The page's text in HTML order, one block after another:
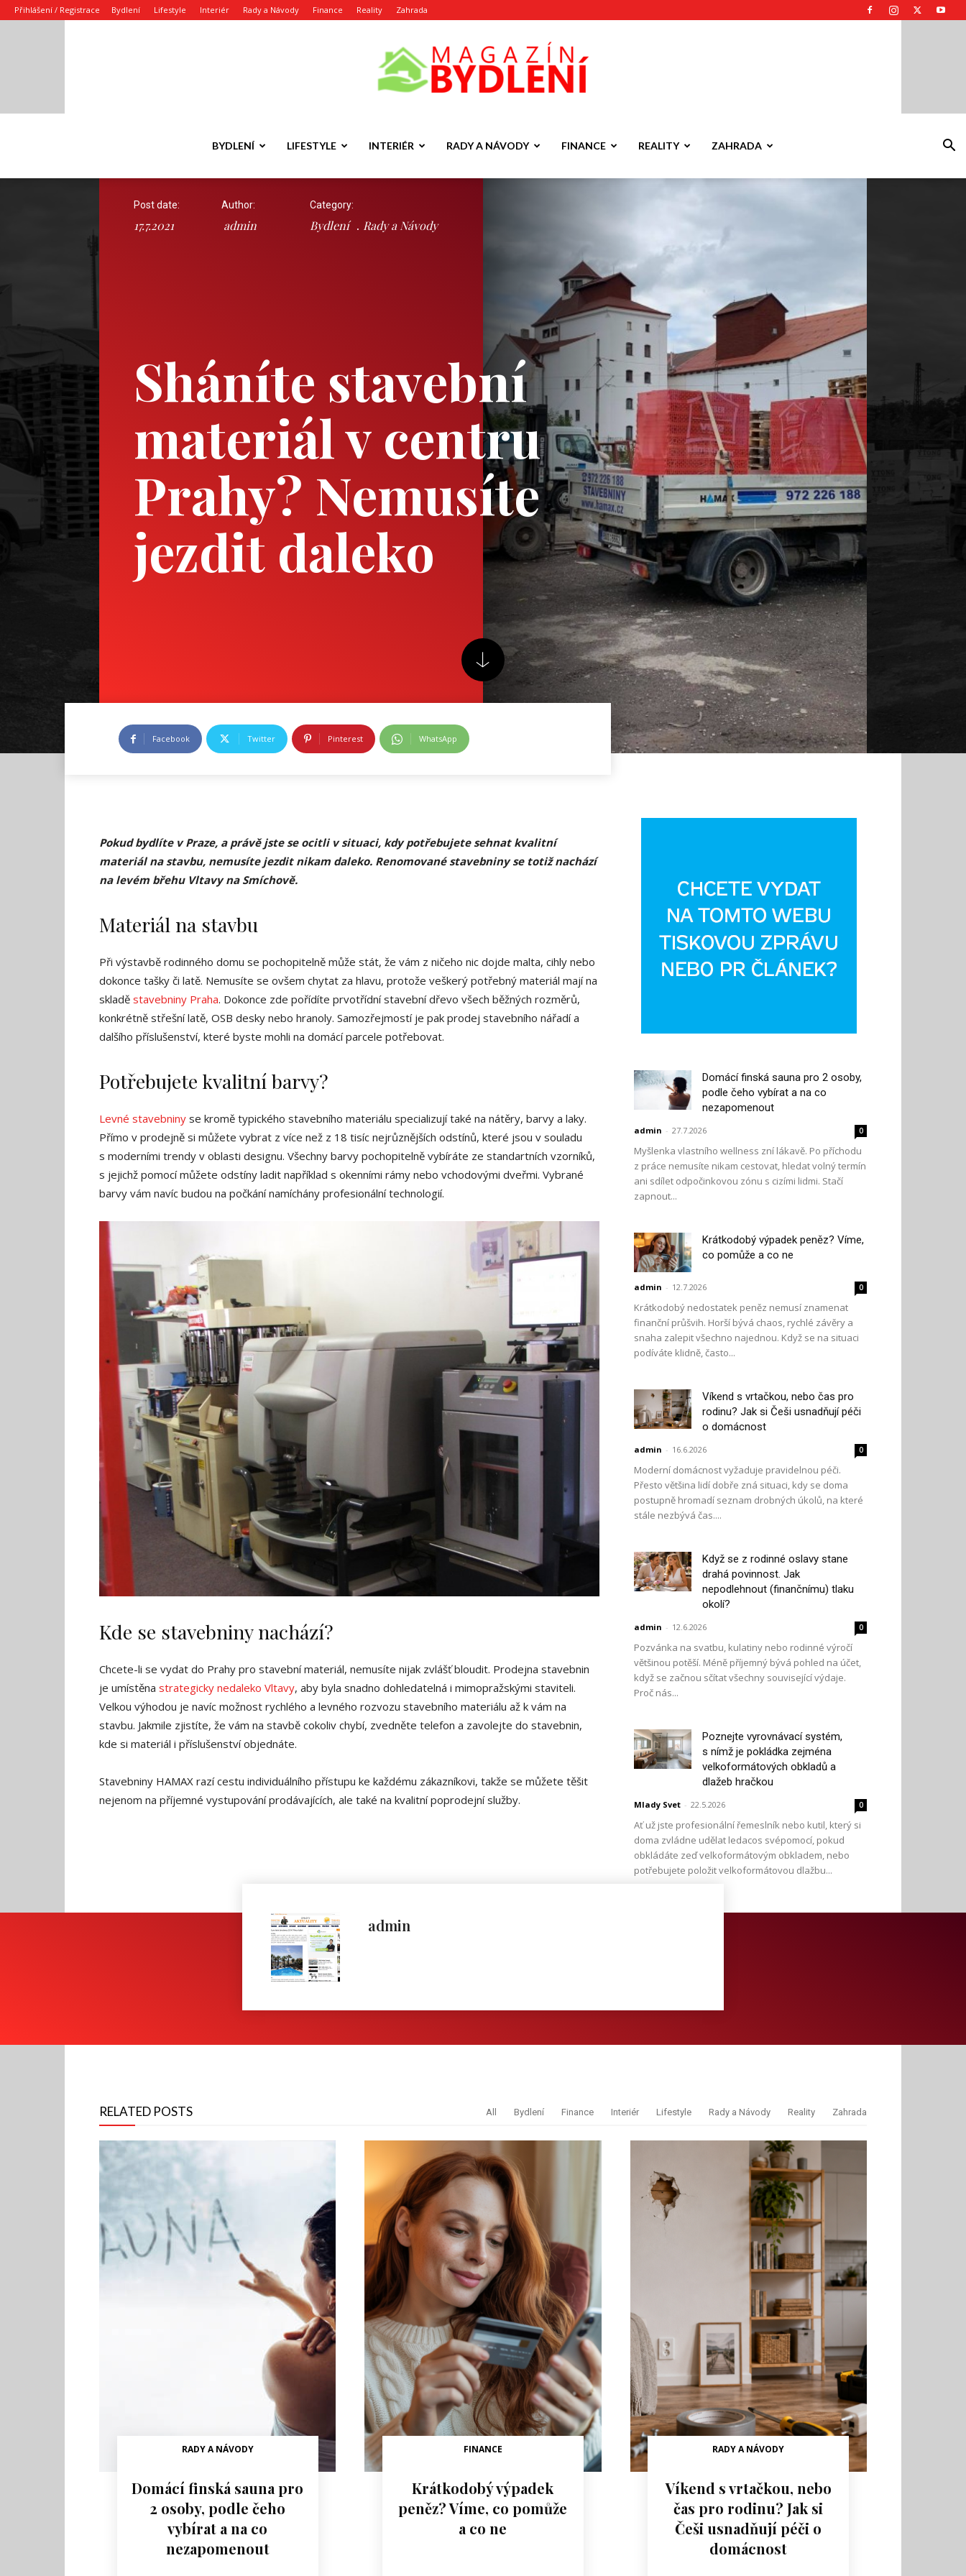
Přihlášení / Registrace Bydlení Lifestyle Interiér Rady a Návody Finance Reality Zahrada
Magazín
BYDLENÍ LIFESTYLE INTERIÉR RADY A NÁVODY FINANCE REALITY ZAHRADA
Sháníte stavební
materiál v centru
Prahy? Nemusíte
jezdit daleko
Post date:
17.7.2021
Author:
admin
Category:
Bydlení Rady a Návody
Facebook Twitter Pinterest WhatsApp
Pokud bydlíte v Praze, a právě jste se ocitli v situaci, kdy potřebujete sehnat kvalitní
materiál na stavbu, nemusíte jezdit nikam daleko. Renomované stavebniny se totiž nachází
na levém břehu Vltavy na Smíchově.
Materiál na stavbu
Při výstavbě rodinného domu se pochopitelně může stát, že vám z ničeho nic dojde malta, cihly nebo
dokonce tašky či latě. Nemusíte se ovšem chytat za hlavu, protože veškerý potřebný materiál mají na
skladě stavebniny Praha. Dokonce zde pořídíte prvotřídní stavební dřevo všech běžných rozměrů,
konkrétně střešní latě, OSB desky nebo hranoly. Samozřejmostí je pak prodej stavebního nářadí a
dalšího příslušenství, které byste mohli na domácí parcele potřebovat.
Potřebujete kvalitní barvy?
Levné stavebniny se kromě typického stavebního materiálu specializují také na nátěry, barvy a laky.
Přímo v prodejně si můžete vybrat z více než z 18 tisíc nejrůznějších odstínů, které jsou v souladu
s moderními trendy v oblasti designu. Všechny barvy pochopitelně vybíráte ze standartních vzorníků,
s jejichž pomocí můžete odstíny ladit například s okenními rámy nebo vchodovými dveřmi. Vybrané
barvy vám navíc budou na počkání namíchány profesionální technologií.
Kde se stavebniny nachází?
Chcete-li se vydat do Prahy pro stavební materiál, nemusíte nijak zvlášť bloudit. Prodejna stavebnin
je umístěna strategicky nedaleko Vltavy, aby byla snadno dohledatelná i mimopražskými staviteli.
Velkou výhodou je navíc možnost rychlého a levného rozvozu stavebního materiálu až k vám na
stavbu. Jakmile zjistíte, že vám na stavbě cokoliv chybí, zvedněte telefon a zavolejte do stavebnin,
kde si materiál i příslušenství objednáte.
Stavebniny HAMAX razí cestu individuálního přístupu ke každému zákazníkovi, takže se můžete těšit
nejenom na příjemné vystupování prodávajících, ale také na kvalitní poprodejní služby.
Domácí finská sauna pro 2 osoby,
podle čeho vybírat a na co
nezapomenout
admin - 27.7.2026 0
Myšlenka vlastního wellness zní lákavě. Po příchodu
z práce nemusíte nikam cestovat, hledat volný termín
ani sdílet odpočinkovou zónu s cizími lidmi. Stačí
zapnout...
Krátkodobý výpadek peněz? Víme,
co pomůže a co ne
admin - 12.7.2026 0
Krátkodobý nedostatek peněz nemusí znamenat
finanční průšvih. Horší bývá chaos, rychlé závěry a
snaha zalepit všechno najednou. Když se na situaci
podíváte klidně, často...
Víkend s vrtačkou, nebo čas pro
rodinu? Jak si Češi usnadňují péči
o domácnost
admin - 16.6.2026 0
Moderní domácnost vyžaduje pravidelnou péči.
Přesto většina lidí dobře zná situaci, kdy se doma
postupně hromadí seznam drobných úkolů, na které
stále nezbývá čas....
Když se z rodinné oslavy stane
drahá povinnost. Jak
nepodlehnout (finančnímu) tlaku
okolí?
admin - 12.6.2026 0
Pozvánka na svatbu, kulatiny nebo rodinné výročí
většinou potěší. Méně příjemný bývá pohled na účet,
když se začnou sčítat všechny související výdaje.
Proč nás...
Poznejte vyrovnávací systém,
s nímž je pokládka zejména
velkoformátových obkladů a
dlažeb hračkou
Mlady Svet - 22.5.2026 0
Ať už jste profesionální řemeslník nebo kutil, který si
doma zvládne udělat ledacos svépomocí, pokud
obkládáte zeď velkoformátovým obkladem, nebo
potřebujete položit velkoformátovou dlažbu...
admin
RELATED POSTS All Bydlení Finance Interiér Lifestyle Rady a Návody Reality Zahrada
RADY A NÁVODY
Domácí finská sauna pro
2 osoby, podle čeho
vybírat a na co
nezapomenout
FINANCE
Krátkodobý výpadek
peněz? Víme, co pomůže
a co ne
RADY A NÁVODY
Víkend s vrtačkou, nebo
čas pro rodinu? Jak si
Češi usnadňují péči o
domácnost